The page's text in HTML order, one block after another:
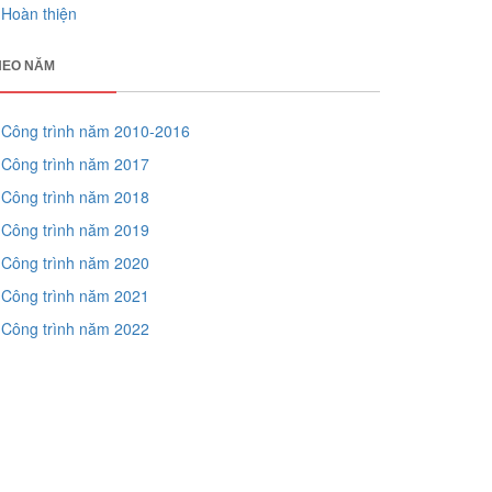
Hoàn thiện
NĂM
Công trình năm 2010-2016
Công trình năm 2017
Công trình năm 2018
Công trình năm 2019
Công trình năm 2020
Công trình năm 2021
Công trình năm 2022